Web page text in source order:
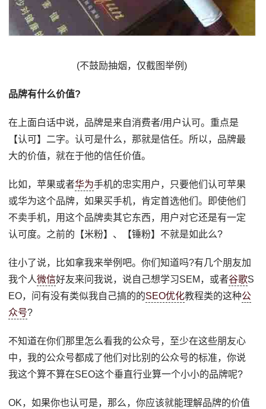
(不鼓励抽烟，仅截图举例)
品牌有什么价值?
在上面白话中说，品牌是来自消费者/用户认可。重点是
【认可】二字。认可是什么，那就是信任。所以，品牌最
大的价值，就在于他的信任价值。
比如，苹果或者华为手机的忠实用户，只要他们认可苹果
或华为这个品牌，如果买手机，肯定首选他们。即使他们
不卖手机，用这个品牌卖其它东西，用户对它还是有一定
认可度。之前的【米粉】、【锤粉】不就是如此么?
往小了说，比如拿我来举例吧。你们知道吗?有几个朋友加
我个人微信好友来问我说，说自己想学习SEM，或者谷歌S
EO，问有没有类似我自己搞的的SEO优化教程类的这种公
众号?
不知道在你们那里怎么看我的公众号，至少在这些朋友心
中，我的公众号都成了他们对比别的公众号的标准，你说
我这个算不算在SEO这个垂直行业算一个小小的品牌呢?
OK，如果你也认可是，那么，你应该就能理解品牌的价值